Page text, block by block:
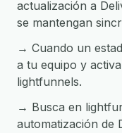
actualización a
se mantengan
→ Cuando un
a tu equipo y
lightfunnels.
→ Busca en
automatización de